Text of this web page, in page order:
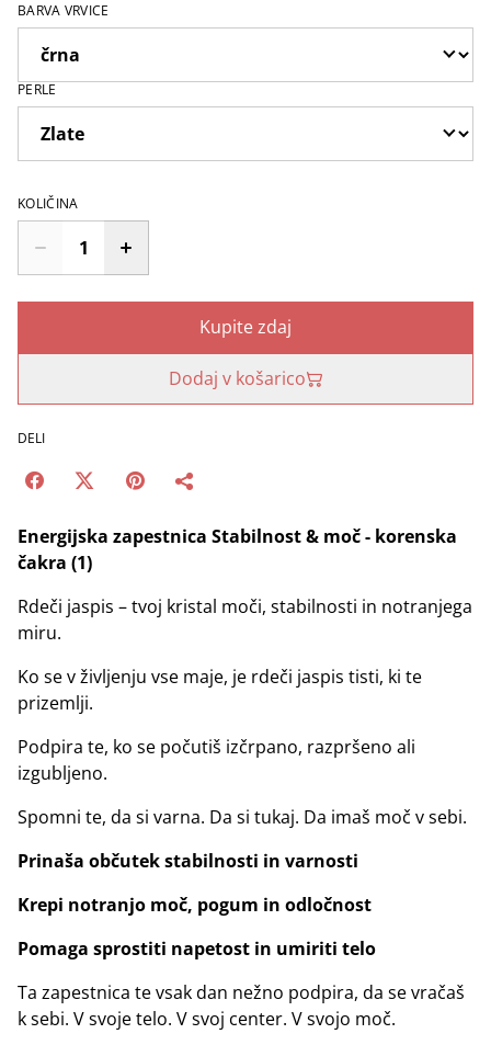
BARVA VRVICE
PERLE
KOLIČINA
Kupite zdaj
Dodaj v košarico
DELI
Energijska zapestnica Stabilnost & moč - korenska
čakra (1)
Rdeči jaspis – tvoj kristal moči, stabilnosti in notranjega
miru.
Ko se v življenju vse maje, je rdeči jaspis tisti, ki te
prizemlji.
Podpira te, ko se počutiš izčrpano, razpršeno ali
izgubljeno.
Spomni te, da si varna. Da si tukaj. Da imaš moč v sebi.
Prinaša občutek stabilnosti in varnosti
Krepi notranjo moč, pogum in odločnost
Pomaga sprostiti napetost in umiriti telo
Ta zapestnica te vsak dan nežno podpira, da se vračaš
k sebi. V svoje telo. V svoj center. V svojo moč.